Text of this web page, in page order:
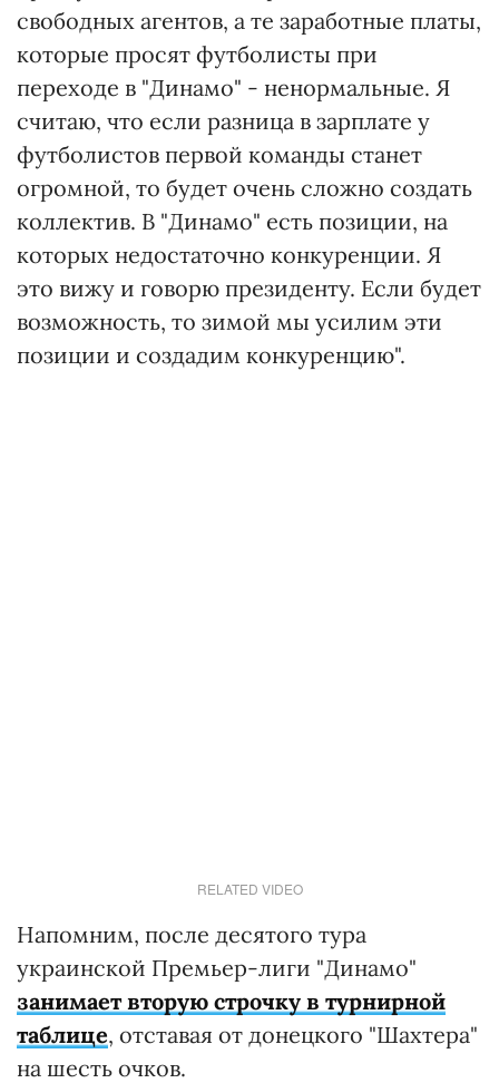
свободных агентов, а те заработные платы,
которые просят футболисты при
переходе в "Динамо" - ненормальные. Я
считаю, что если разница в зарплате у
футболистов первой команды станет
огромной, то будет очень сложно создать
коллектив. В "Динамо" есть позиции, на
которых недостаточно конкуренции. Я
это вижу и говорю президенту. Если будет
возможность, то зимой мы усилим эти
позиции и создадим конкуренцию".
RELATED VIDEO
Напомним, после десятого тура
украинской Премьер-лиги "Динамо"
занимает вторую строчку в турнирной
таблице, отставая от донецкого "Шахтера"
на шесть очков.